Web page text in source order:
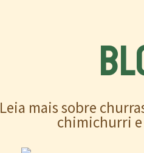
Leia mais sobre
chimichurri